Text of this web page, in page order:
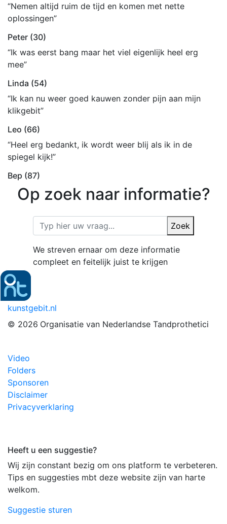
“Nemen altijd ruim de tijd en komen met nette
oplossingen”
Peter (30)
“Ik was eerst bang maar het viel eigenlijk heel erg
mee”
Linda (54)
“Ik kan nu weer goed kauwen zonder pijn aan mijn
klikgebit”
Leo (66)
“Heel erg bedankt, ik wordt weer blij als ik in de
spiegel kijk!”
Bep (87)
Op zoek naar informatie?
Zoek
We streven ernaar om deze informatie
compleet en feitelijk juist te krijgen
kunstgebit.nl
© 2026 Organisatie van Nederlandse Tandprothetici
Video
Folders
Sponsoren
Disclaimer
Privacyverklaring
Heeft u een suggestie?
Wij zijn constant bezig om ons platform te verbeteren.
Tips en suggesties mbt deze website zijn van harte
welkom.
Suggestie sturen